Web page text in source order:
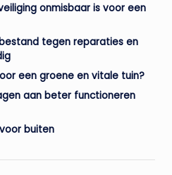
onmisbaar is voor een
tegen reparaties en
een groene en vitale tuin?
aan beter functioneren
buiten